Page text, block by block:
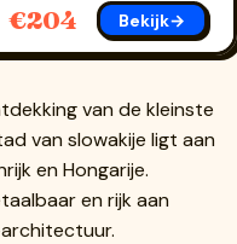
€204 Bekijk→
van de kleinste
van slowakije ligt aan
en Hongarije.
en rijk aan